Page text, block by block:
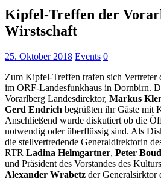
Kipfel-Treffen der
Wirstschaft
25. Oktober 2018 Events 0
Zum Kipfel-Treffen trafen sich Vertreter
im ORF-Landesfunkhaus in Dornbirn.
Vorarlberg Landesdirektor, Markus
Gerd Endrich begrüßten ihr Gäste mit
Anschließend wurde diskutiert ob die
notwendig oder überflüssig sind. Als
die stellvertredende Generaldirektorin
RTR Ladina Helmgartner, Peter
und Präsident des Vorstandes des
Alexander Wrabetz der Generalsirktor